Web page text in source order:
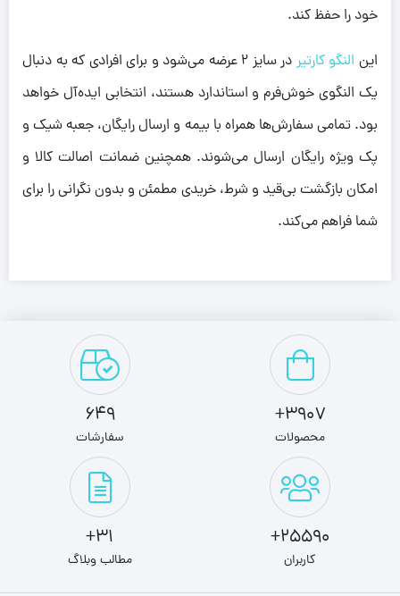
خود را حفظ کند.
این النگو کارتیر
در سایز 2 عرضه می‌شود و برای افرادی که به دنبال
یک النگوی خوش‌فرم و استاندارد هستند، انتخابی ایده‌آل خواهد
بود. تمامی سفارش‌ها همراه با بیمه و ارسال رایگان، جعبه شیک و
پک ویژه رایگان ارسال می‌شوند. همچنین ضمانت اصالت کالا و
امکان بازگشت بی‌قید و شرط، خریدی مطمئن و بدون نگرانی را برای
شما فراهم می‌کند.
3907+
محصولات
649
سفارشات
25590+
کاربران
31+
مطالب وبلاگ